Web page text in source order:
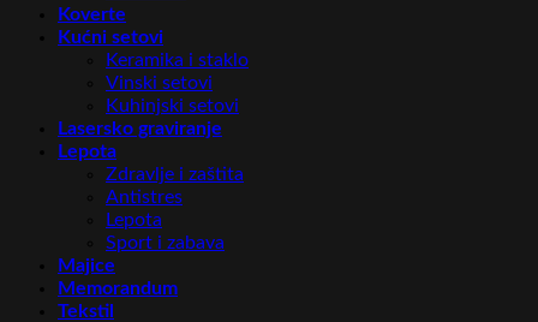
Koverte
Kućni setovi
Keramika i staklo
Vinski setovi
Kuhinjski setovi
Lasersko graviranje
Lepota
Zdravlje i zaštita
Antistres
Lepota
Sport i zabava
Majice
Memorandum
Tekstil